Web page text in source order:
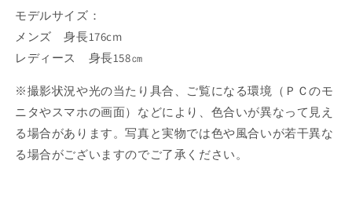
モデルサイズ：
メンズ 身長176cm
レディース 身長158㎝
※撮影状況や光の当たり具合、ご覧になる環境（ＰＣのモ
ニタやスマホの画面）などにより、色合いが異なって見え
る場合があります。写真と実物では色や風合いが若干異な
る場合がございますのでご了承ください。